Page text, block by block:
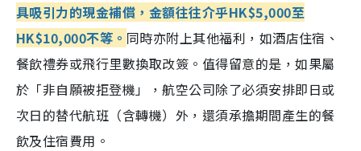
具吸引力的現金補償，金額往往介乎HK$5,000至
HK$10,000不等。 同時亦附上其他福利，如酒店住宿、
餐飲禮券或飛行里數換取改簽。值得留意的是，如果屬
於「非自願被拒登機」，航空公司除了必須安排即日或
次日的替代航班（含轉機）外，還須承擔期間產生的餐
飲及住宿費用。